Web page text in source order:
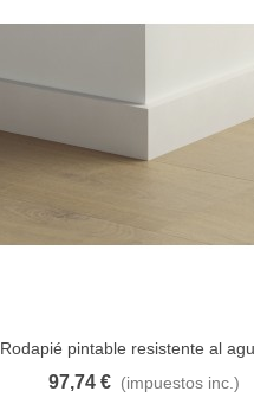
Añadir al carrito A lista de
Rodapié pintable resistente al
97,74 € (impuestos inc.)